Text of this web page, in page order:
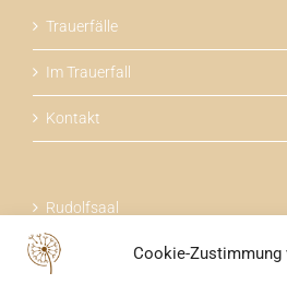
Cookie-Zustimmung
Trauerfälle
Im Trauerfall
Kontakt
Rudolfsaal
Über uns